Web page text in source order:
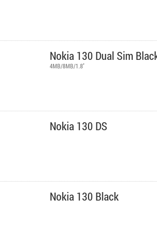
Nokia 130 Dual Sim
4MB/8MB/1.8''
Nokia 130 DS
Nokia 130 Black